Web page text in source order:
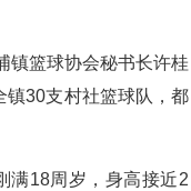
镇篮球协会秘书长许桂
镇30支村社篮球队，都
满18周岁，身高接近2